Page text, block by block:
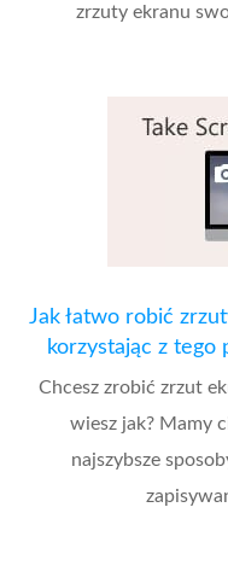
zrzuty ekranu
Jak łatwo robić
korzystając z tego
Chcesz zrobić zrzut
wiesz jak? Mamy
najszybsze